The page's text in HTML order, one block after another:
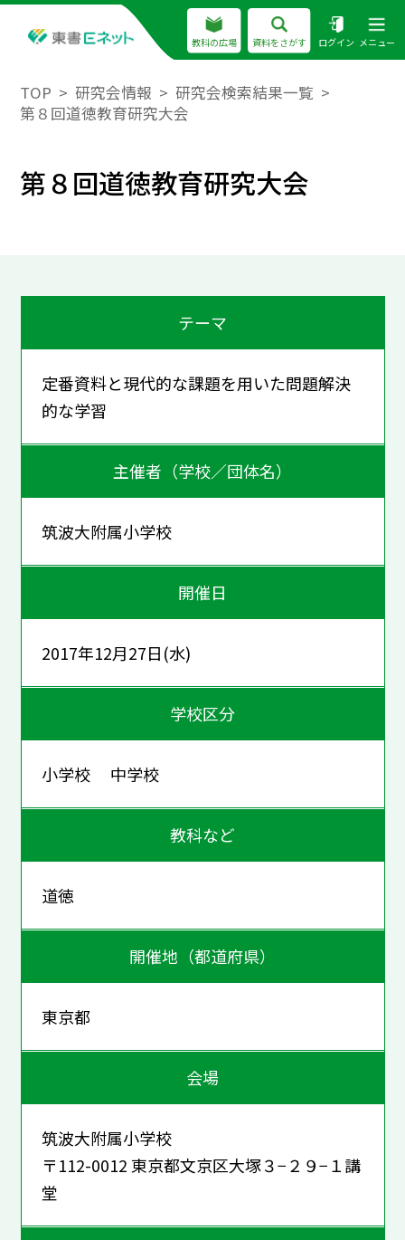
教科の広場 資料をさがす ログイン メニュー
TOP 研究会情報
研究会検索結果一覧
第８回道徳教育研究大会
第８回道徳教育研究大会
テーマ
定番資料と現代的な課題を用いた問題解決
的な学習
主催者（学校／団体名）
筑波大附属小学校
開催日
2017年12月27日(水)
学校区分
小学校 中学校
教科など
道徳
開催地（都道府県）
東京都
会場
筑波大附属小学校
〒112-0012 東京都文京区大塚３−２９−１講
堂